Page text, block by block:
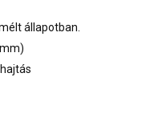
állapotban.